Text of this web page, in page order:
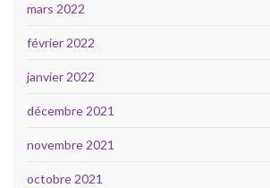
mars 2022
février 2022
janvier 2022
décembre 2021
novembre 2021
octobre 2021